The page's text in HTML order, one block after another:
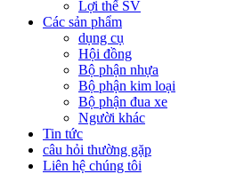
Lợi thế SV
Các sản phẩm
dụng cụ
Hội đồng
Bộ phận nhựa
Bộ phận kim loại
Bộ phận đua xe
Người khác
Tin tức
câu hỏi thường gặp
Liên hệ chúng tôi